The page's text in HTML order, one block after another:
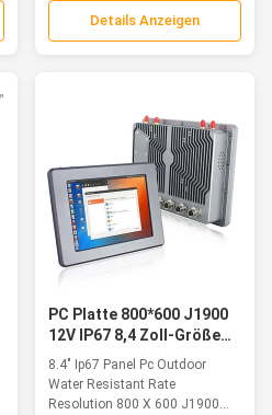
Details Anzeigen
PC Platte 800*600 J1900
12V IP67 8,4 Zoll-Größe
schroff mit Touch Screen
8.4" Ip67 Panel Pc Outdoor
Water Resistant Rate
Resolution 800 X 600 J1900